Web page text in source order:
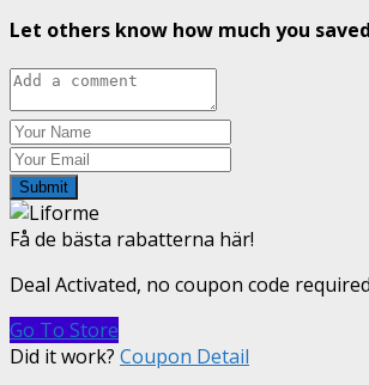
Let others know how much you saved
Submit
Få de bästa rabatterna här!
Deal Activated, no coupon code
Go To Store
Did it work? Coupon Detail